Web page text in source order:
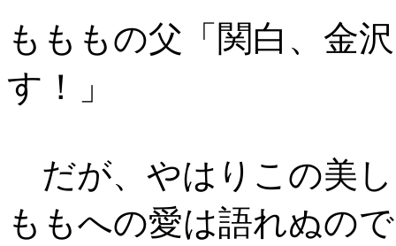
もももの父「 関白、金
す！
」
だが、やはりこの美
ももへの愛は語れぬの